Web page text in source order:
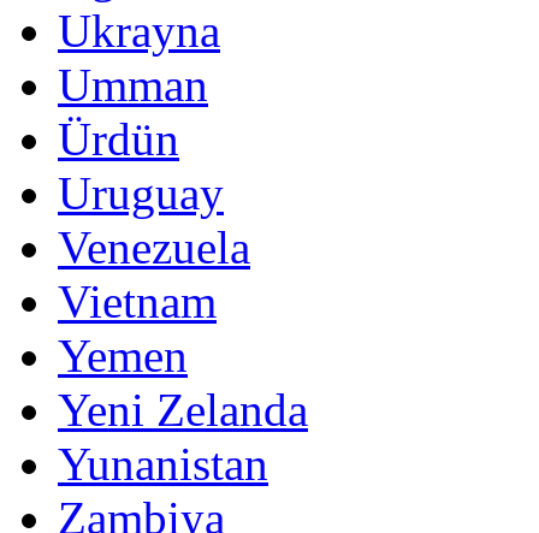
Ukrayna
Umman
Ürdün
Uruguay
Venezuela
Vietnam
Yemen
Yeni Zelanda
Yunanistan
Zambiya